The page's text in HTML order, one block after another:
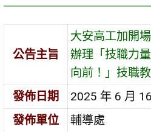
公告主旨
大安高工加開
辦理「技職力
向前！」技職
發佈日期
2025 年 6 月
發佈單位
輔導處